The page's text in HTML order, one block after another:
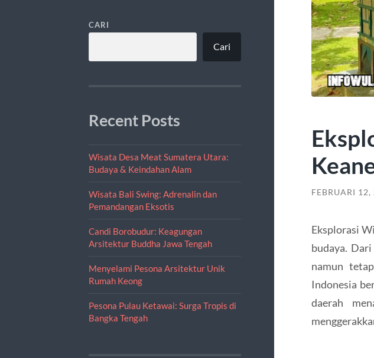
CARI
Cari
Recent Posts
Wisata Desa Meat Sumatera Utara:
Budaya & Keindahan Alam
Wisata Bali Swing: Adrenalin dan
Pemandangan Eksotis
Candi Borobudur: Keagungan
Arsitektur Buddha Jawa Tengah
Menyelami Pesona Arsitektur Unik
Rumah Keong
Pesona Pulau Ketawai: Surga Tropis di
Bangka Tengah
FEBRUARI 12,
Eksplorasi
budaya.
namun
Indonesia
daerah